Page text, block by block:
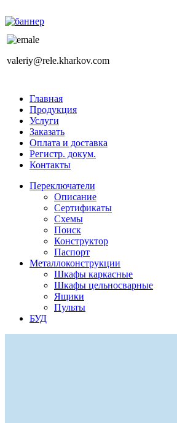
valeriy@rele.kharkov.com
Главная
Продукция
Услуги
Заказать
Оплата и доставка
Регистр. докум.
Контакты
Переключатели
Описание
Сертификаты
Схемы
Поиск
Конструктор
Паспорт
Металлоконструкции
Шкафы каркасные
Шкафы цельносварные
Ящики
Пульты
БУД